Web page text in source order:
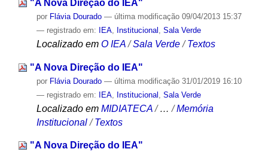
"A Nova Direção do IEA"
por Flávia Dourado — última modificação09/04/2013 15:37
— registrado em:
IEA, Institucional Sala Verde
Localizado em O IEA /Sala Verde /Textos
"A Nova Direção do IEA"
por Flávia Dourado — última modificação31/01/2019 16:10
— registrado em: IEA, Institucional Sala Verde
Localizado em MIDIATECA /…/Memória
Institucional /Textos
"A Nova Direção do IEA"